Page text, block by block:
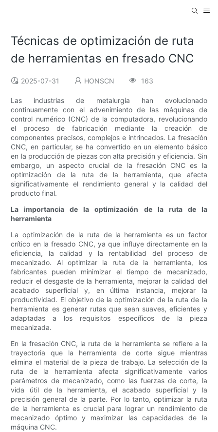
Técnicas de optimización de ruta
de herramientas en fresado CNC
2025-07-31 HONSCN 163
Las industrias de metalurgia han evolucionado
continuamente con el advenimiento de las máquinas de
control numérico (CNC) de la computadora, revolucionando
el proceso de fabricación mediante la creación de
componentes precisos, complejos e intrincados. La fresación
CNC, en particular, se ha convertido en un elemento básico
en la producción de piezas con alta precisión y eficiencia. Sin
embargo, un aspecto crucial de la fresación CNC es la
optimización de la ruta de la herramienta, que afecta
significativamente el rendimiento general y la calidad del
producto final.
La importancia de la optimización de la ruta de la
herramienta
La optimización de la ruta de la herramienta es un factor
crítico en la fresado CNC, ya que influye directamente en la
eficiencia, la calidad y la rentabilidad del proceso de
mecanizado. Al optimizar la ruta de la herramienta, los
fabricantes pueden minimizar el tiempo de mecanizado,
reducir el desgaste de la herramienta, mejorar la calidad del
acabado superficial y, en última instancia, mejorar la
productividad. El objetivo de la optimización de la ruta de la
herramienta es generar rutas que sean suaves, eficientes y
adaptadas a los requisitos específicos de la pieza
mecanizada.
En la fresación CNC, la ruta de la herramienta se refiere a la
trayectoria que la herramienta de corte sigue mientras
elimina el material de la pieza de trabajo. La selección de la
ruta de la herramienta afecta significativamente varios
parámetros de mecanizado, como las fuerzas de corte, la
vida útil de la herramienta, el acabado superficial y la
precisión general de la parte. Por lo tanto, optimizar la ruta
de la herramienta es crucial para lograr un rendimiento de
mecanizado óptimo y maximizar las capacidades de la
máquina CNC.